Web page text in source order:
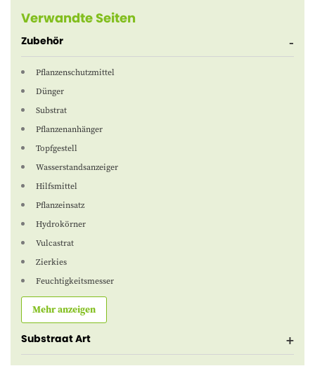
Verwandte Seiten
Zubehör
Pflanzenschutzmittel
Dünger
Substrat
Pflanzenanhänger
Topfgestell
Wasserstandsanzeiger
Hilfsmittel
Pflanzeinsatz
Hydrokörner
Vulcastrat
Zierkies
Feuchtigkeitsmesser
Mehr anzeigen
Substraat Art